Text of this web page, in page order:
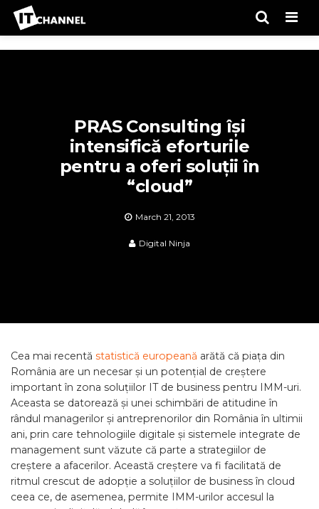
PRAS Consulting își
intensifică eforturile
pentru a oferi soluții în
“cloud”
March 21, 2013
Digital Ninja
Cea mai recentă statistică europeană arătă că piața din
România are un necesar și un potențial de creștere
important în zona soluțiilor IT de business pentru IMM-uri.
Aceasta se datorează și unei schimbări de atitudine în
rândul managerilor și antreprenorilor din România în ultimii
ani, prin care tehnologiile digitale și sistemele integrate de
management sunt văzute că parte a strategiilor de
creștere a afacerilor. Această creștere va fi facilitată de
ritmul crescut de adopție a soluțiilor de business în cloud
ceea ce, de asemenea, permite IMM-urilor accesul la